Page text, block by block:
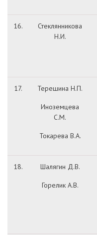
16.
Стеклянникова
Н.И.
17. Терешина Н.П.
Иноземцева
С.М.
Токарева В.А.
18. Шалягин Д.В.
Горелик А.В.